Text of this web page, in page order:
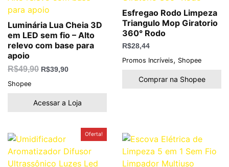
Luminária Lua Cheia 3D
em LED sem fio – Alto
relevo com base para
apoio
R$49,90 R$39,90
Shopee
Acessar a Loja
Esfregao Rodo Limpeza
Triangulo Mop Giratorio
360° Rodo
R$28,44
Promos Incríveis, Shopee
Comprar na Shopee
Oferta!
preço
era:
R$59,00.
atual
é:
R$46,99.